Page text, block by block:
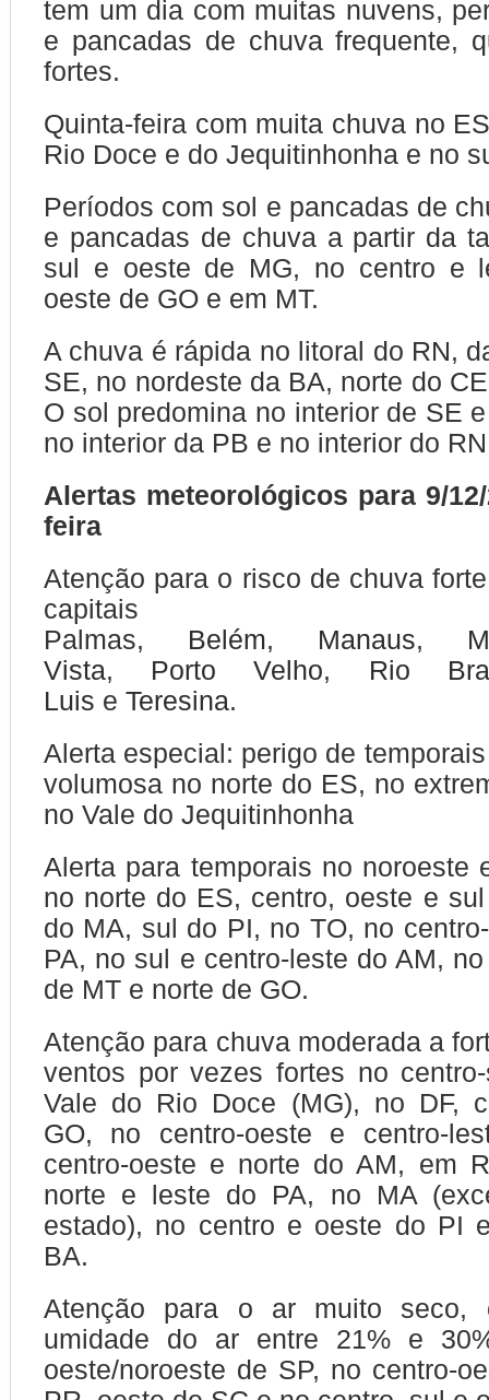
tem um dia com muitas nuvens,
e pancadas de chuva frequente,
fortes.
Quinta-feira com muita chuva no
Rio Doce e do Jequitinhonha e no
Períodos com sol e pancadas de
e pancadas de chuva a partir da
sul e oeste de MG, no centro e
oeste de GO e em MT.
A chuva é rápida no litoral do RN,
SE, no nordeste da BA, norte do
O sol predomina no interior de SE
no interior da PB e no interior do
Alertas meteorológicos para 9/
feira
Atenção para o risco de chuva
Palmas, Belém, Manaus,
Vista, Porto Velho, Rio
Luis e Teresina.
Alerta especial: perigo de
volumosa no norte do ES, no
no Vale do Jequitinhonha
Alerta para temporais no noroeste
no norte do ES, centro, oeste e
do MA, sul do PI, no TO, no
PA, no sul e centro-leste do AM,
de MT e norte de GO.
Atenção para chuva moderada a
ventos por vezes fortes no
Vale do Rio Doce (MG), no DF,
GO, no centro-oeste e centro-
centro-oeste e norte do AM, em
norte e leste do PA, no MA
estado), no centro e oeste do PI
BA.
Atenção para o ar muito seco,
umidade do ar entre 21% e
oeste/noroeste de SP, no centro-